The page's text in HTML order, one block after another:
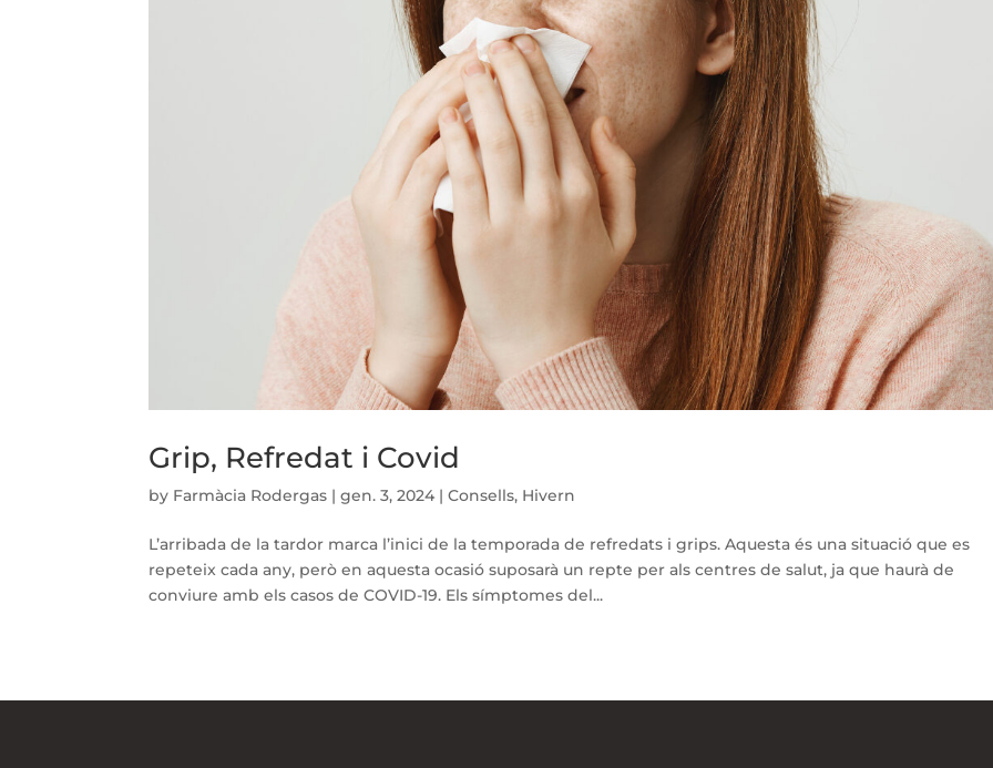
Grip, Refredat i Covid
by Farmàcia Rodergas |gen. 3, 2024 |Consells, Hivern
L’arribada de la tardor marca l’inici de la temporada de refredats i grips. Aquesta és una situació que es
repeteix cada any, però en aquesta ocasió suposarà un repte per als centres de salut, ja que haurà de
conviure amb els casos de COVID-19. Els símptomes del...